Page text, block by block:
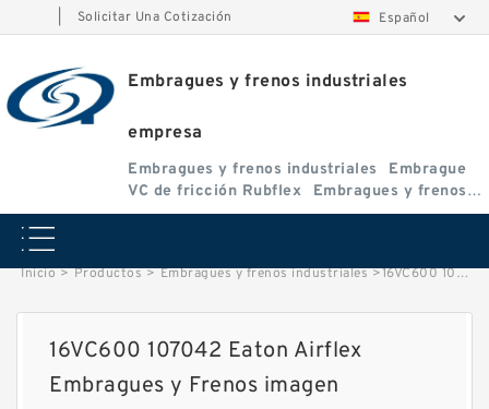
Solicitar Una Cotización Español
Embragues y frenos industriales
empresa
Embragues y frenos industriales
Embrague
VC de fricción Rubflex
Embragues y frenos
VC
Inicio > Productos > Embragues y frenos industriales >16VC600 107042 Eaton Airflex Embragues y Frenos image
16VC600 107042 Eaton Airflex
Embragues y Frenos imagen